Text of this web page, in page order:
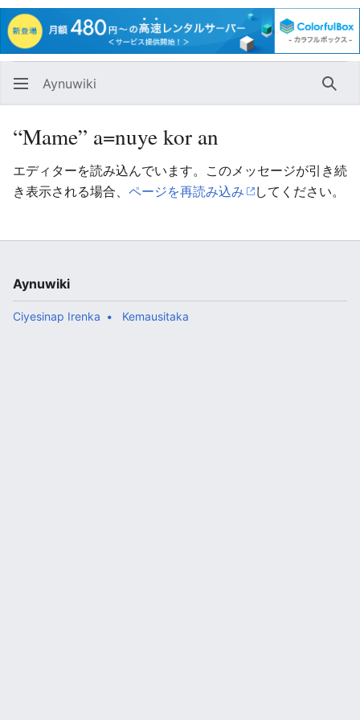
Aynuwiki
“Mame” a=nuye kor an
エディターを読み込んでいます。このメッセージが引き続
き表示される場合、 ページを再読み込み してください。
Aynuwiki
Ciyesinap Irenka Kemausitaka